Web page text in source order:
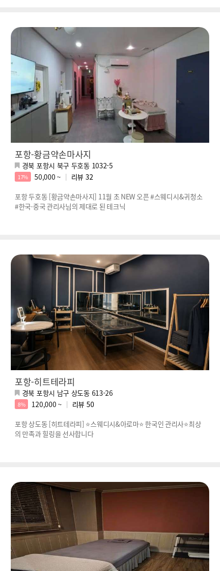
포항-황금약손마사지
경북 포항시 북구 두호동 1032-5
17% 50,000 ~ 리뷰 32
포항 두호동 [황금약손마사지] 11월 초 NEW 오픈 #스웨디시&귀청소
#한국·중국 관리사님의 제대로 된 테크닉
포항-히트테라피
경북 포항시 남구 상도동 613-26
8% 120,000 ~ 리뷰 50
포항 상도동 [히트테라피] ⭐스웨디시&아로마⭐ 한국인 관리사⭐최상
의 만족과 힐링을 선사합니다